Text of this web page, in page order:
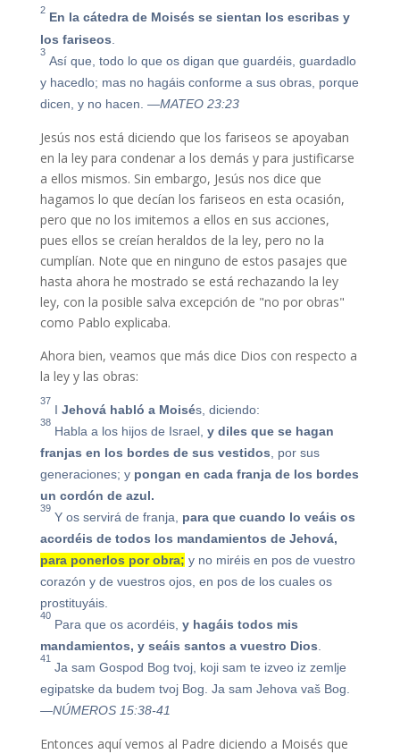
2 En la cátedra de Moisés se sientan los escribas y
los fariseos
3
Así que, todo lo que os digan que guardéis, guardadlo
y hacedlo; mas no hagáis conforme a sus obras, porque
dicen, y no hacen. —MATEO 23:23
Jesús nos está diciendo que los fariseos se apoyaban
en la ley para condenar a los demás y para justificarse
a ellos mismos. Sin embargo, Jesús nos dice que
hagamos lo que decían los fariseos en esta ocasión,
pero que no los imitemos a ellos en sus acciones,
pues ellos se creían heraldos de la ley, pero no la
cumplían. Note que en ninguno de estos pasajes que
hasta ahora he mostrado se está rechazando la ley
ley, con la posible salva excepción de "no por obras"
como Pablo explicaba.
Ahora bien, veamos que más dice Dios con respecto a
la ley y las obras:
37
I Jehová habló a Moisés, diciendo:
38
Habla a los hijos de Israel, y diles que se hagan
franjas en los bordes de sus vestidos , por sus
generaciones; ypongan en cada franja de los bordes
un cordón de azul.
39
Y os servirá de franja, para que cuando lo veáis os
acordéis de todos los mandamientos de Jehová,
para ponerlos por obra; y no miréis en pos de vuestro
corazón y de vuestros ojos, en pos de los cuales os
prostituyáis.
40
Para que os acordéis, y hagáis todos mis
mandamientos, y seáis santos a vuestro Dios
41
Ja sam Gospod Bog tvoj, koji sam te izveo iz zemlje
egipatske da budem tvoj Bog. Ja sam Jehova vaš Bog.
—NÚMEROS 15:38-41
Entonces aquí vemos al Padre diciendo a Moisés que